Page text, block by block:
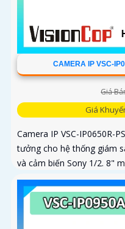
CAMERA IP VSC-
Giá
Giá
Camera IP VSC-IP0650R-
tưởng cho hệ thống giám
và cảm biến Sony 1/2. 8"